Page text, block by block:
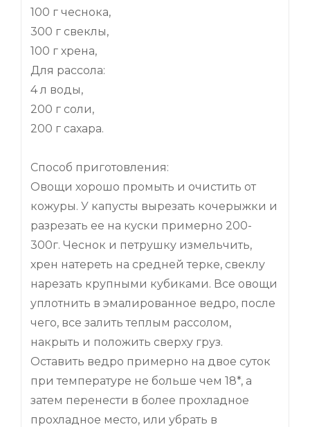
100 г чеснока,
300 г свеклы,
100 г хрена,
Для рассола:
4 л воды,
200 г соли,
200 г сахара.
Способ приготовления:
Овощи хорошо промыть и очистить от
кожуры. У капусты вырезать кочерыжки и
разрезать ее на куски примерно 200-
300г. Чеснок и петрушку измельчить,
хрен натереть на средней терке, свеклу
нарезать крупными кубиками. Все овощи
уплотнить в эмалированное ведро, после
чего, все залить теплым рассолом,
накрыть и положить сверху груз.
Оставить ведро примерно на двое суток
при температуре не больше чем 18*, а
затем перенести в более прохладное
прохладное место, или убрать в